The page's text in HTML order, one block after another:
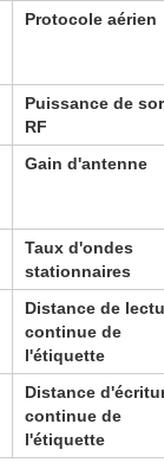
Protocole aérien
Puissance de
RF
Gain d'antenne
Taux d'ondes
stationnaires
Distance de
continue de
l'étiquette
Distance
continue de
l'étiquette